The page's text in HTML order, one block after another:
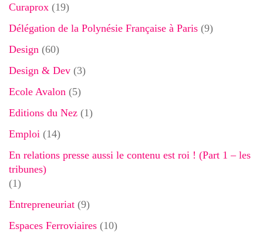
Curaprox (19)
Délégation de la Polynésie Française à Paris (9)
Design (60)
Design & Dev (3)
Ecole Avalon (5)
Editions du Nez (1)
Emploi (14)
En relations presse aussi le contenu est roi ! (Part 1 – les
tribunes)
(1)
Entrepreneuriat (9)
Espaces Ferroviaires (10)